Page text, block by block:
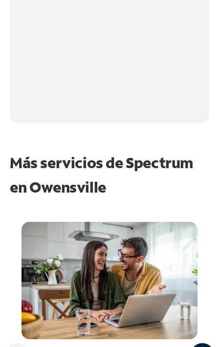
Más servicios de Spectrum
enOwensville